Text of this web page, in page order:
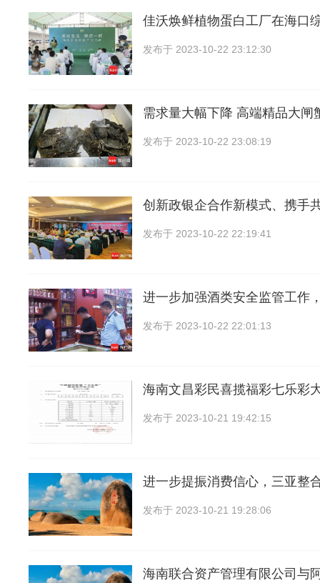
佳沃焕鲜植物蛋白工厂在海口
发布于 2023-10-22 23:12:30
需求量大幅下降 高端精品大闸
发布于 2023-10-22 23:08:19
创新政银企合作新模式、携手
发布于 2023-10-22 22:19:41
进一步加强酒类安全监管工作
发布于 2023-10-22 22:01:13
海南文昌彩民喜揽福彩七乐彩
发布于 2023-10-21 19:42:15
进一步提振消费信心，三亚整
发布于 2023-10-21 19:28:06
海南联合资产管理有限公司与